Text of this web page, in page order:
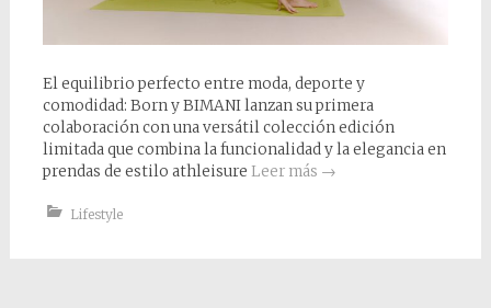
El equilibrio perfecto entre moda, deporte y
comodidad: Born y BIMANI lanzan su primera
colaboración con una versátil colección edición
limitada que combina la funcionalidad y la elegancia en
prendas de estilo athleisure Leer más →
Lifestyle